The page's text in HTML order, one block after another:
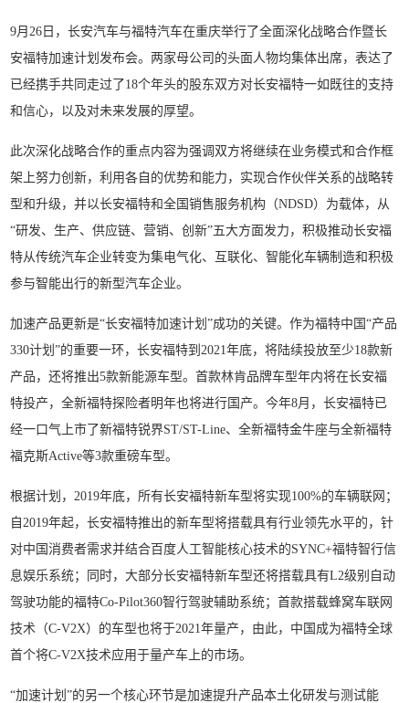
9月26日，长安汽车与福特汽车在重庆举行了全面深化战略合作暨长
安福特加速计划发布会。两家母公司的头面人物均集体出席，表达了
已经携手共同走过了18个年头的股东双方对长安福特一如既往的支持
和信心，以及对未来发展的厚望。
此次深化战略合作的重点内容为强调双方将继续在业务模式和合作框
架上努力创新，利用各自的优势和能力，实现合作伙伴关系的战略转
型和升级，并以长安福特和全国销售服务机构（NDSD）为载体，从
“研发、生产、供应链、营销、创新”五大方面发力，积极推动长安福
特从传统汽车企业转变为集电气化、互联化、智能化车辆制造和积极
参与智能出行的新型汽车企业。
加速产品更新是“长安福特加速计划”成功的关键。作为福特中国“产品
330计划”的重要一环，长安福特到2021年底，将陆续投放至少18款新
产品，还将推出5款新能源车型。首款林肯品牌车型年内将在长安福
特投产，全新福特探险者明年也将进行国产。今年8月，长安福特已
经一口气上市了新福特锐界ST/ST-Line、全新福特金牛座与全新福特
福克斯Active等3款重磅车型。
根据计划，2019年底，所有长安福特新车型将实现100%的车辆联网；
自2019年起，长安福特推出的新车型将搭载具有行业领先水平的，针
对中国消费者需求并结合百度人工智能核心技术的SYNC+福特智行信
息娱乐系统；同时，大部分长安福特新车型还将搭载具有L2级别自动
驾驶功能的福特Co-Pilot360智行驾驶辅助系统；首款搭载蜂窝车联网
技术（C-V2X）的车型也将于2021年量产，由此，中国成为福特全球
首个将C-V2X技术应用于量产车上的市场。
“加速计划”的另一个核心环节是加速提升产品本土化研发与测试能